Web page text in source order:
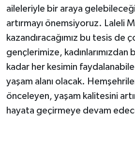
aileleriyle bir araya gelebileceği
artırmayı önemsiyoruz. Laleli
kazandıracağımız bu tesis de
gençlerimize, kadınlarımızdan
kadar her kesimin
yaşam alanı olacak.
önceleyen, yaşam kalitesini
hayata geçirmeye devam